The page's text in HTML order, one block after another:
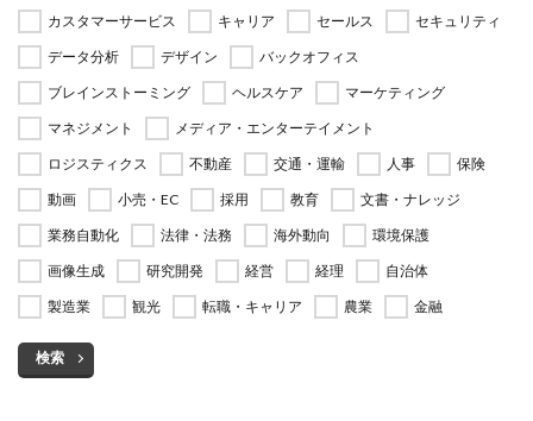
カスタマーサービス キャリア セールス
セキュリティ
データ分析
デザイン
バックオフィス
ブレインストーミング
ヘルスケア
マーケティング
マネジメント
メディア・エンターテイメント
ロジスティクス
不動産 交通・運輸 人事
保険
動画
小売・EC 採用 教育
文書・ナレッジ
業務自動化
法律・法務 海外動向
環境保護
画像生成
研究開発 経営 経理
自治体
製造業
観光 転職・キャリア 農業 金融
検索